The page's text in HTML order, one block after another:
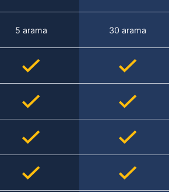
5 arama 30 arama